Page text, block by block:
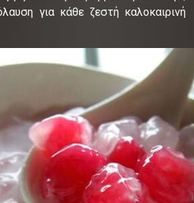
για κάθε ζεστή καλοκαιρινή